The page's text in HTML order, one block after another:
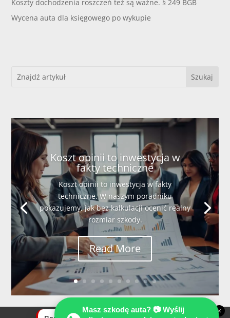
Koszty dochodzenia roszczeń też są ważne. § 249 BGB
Wycena auta dla księgowego po wykupie
Koszt opinii to inwestycja w
fakty techniczne
Koszt opinii to inwestycja w fakty
techniczne. W naszym poradniku
pokazujemy, jak bez kalkulacji ocenić realny
rozmiar szkody.
Read More
Masz szkodę auta? 📷 Wyślij
×